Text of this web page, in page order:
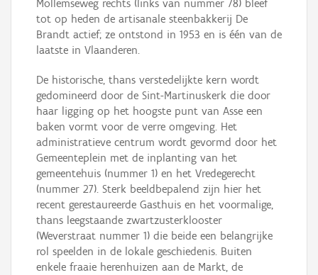
Mollemseweg rechts (links van nummer 78) bleef
tot op heden de artisanale steenbakkerij De
Brandt actief; ze ontstond in 1953 en is één van de
laatste in Vlaanderen.
De historische, thans verstedelijkte kern wordt
gedomineerd door de Sint-Martinuskerk die door
haar ligging op het hoogste punt van Asse een
baken vormt voor de verre omgeving. Het
administratieve centrum wordt gevormd door het
Gemeenteplein met de inplanting van het
gemeentehuis (nummer 1) en het Vredegerecht
(nummer 27). Sterk beeldbepalend zijn hier het
recent gerestaureerde Gasthuis en het voormalige,
thans leegstaande zwartzusterklooster
(Weverstraat nummer 1) die beide een belangrijke
rol speelden in de lokale geschiedenis. Buiten
enkele fraaie herenhuizen aan de Markt, de